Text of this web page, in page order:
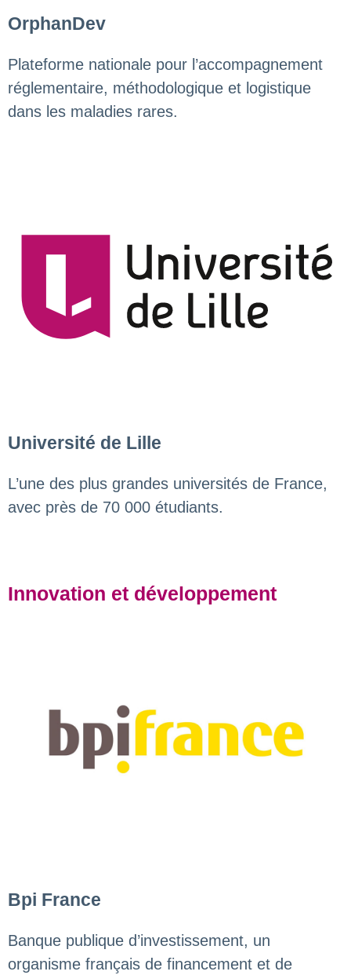
OrphanDev
Plateforme nationale pour l’accompagnement
réglementaire, méthodologique et logistique
dans les maladies rares.
Université de Lille
L’une des plus grandes universités de France,
avec près de 70 000 étudiants.
Innovation et développement
Bpi France
Banque publique d’investissement, un
organisme français de financement et de